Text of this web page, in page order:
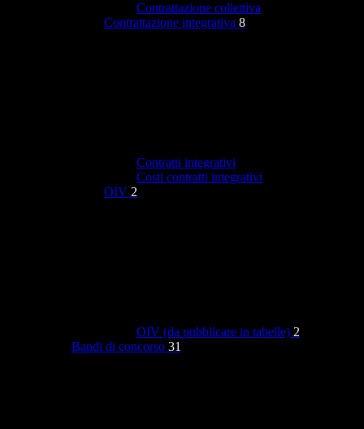
Contrattazione collettiva
Contrattazione integrativa 8
Contratti integrativi
Costi contratti integrativi
OIV 2
OIV (da pubblicare in tabelle) 2
Bandi di concorso 31